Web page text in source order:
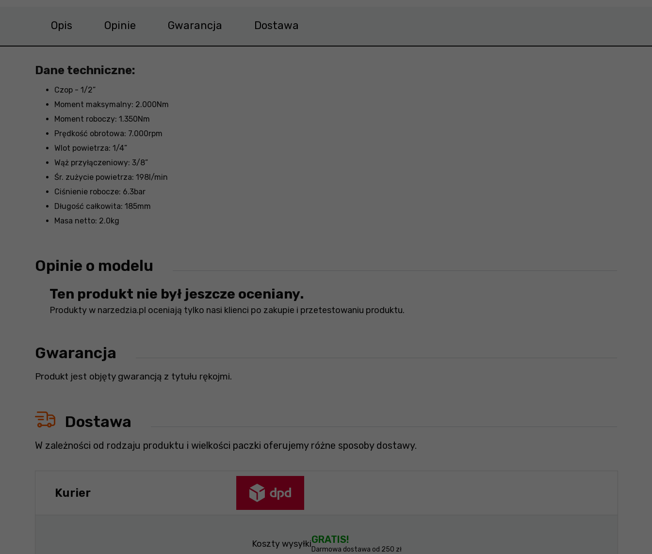
Opis Opinie Gwarancja Dostawa
Dane techniczne:
Czop - 1/2”
Moment maksymalny: 2.000Nm
Moment roboczy: 1.350Nm
Prędkość obrotowa: 7.000rpm
Wlot powietrza: 1/4”
Wąż przyłączeniowy: 3/8”
Śr. zużycie powietrza: 198l/min
Ciśnienie robocze: 6.3bar
Długość całkowita: 185mm
Masa netto: 2.0kg
Opinie o modelu
Ten produkt nie był jeszcze oceniany.
Produkty w narzedzia.pl oceniają tylko nasi klienci po zakupie i przetestowaniu produktu.
Gwarancja
Produkt jest objęty gwarancją z tytułu rękojmi.
Dostawa
W zależności od rodzaju produktu i wielkości paczki oferujemy różne sposoby dostawy.
Kurier
Koszty wysyłkiGRATIS!
Darmowa dostawa od 250 zł